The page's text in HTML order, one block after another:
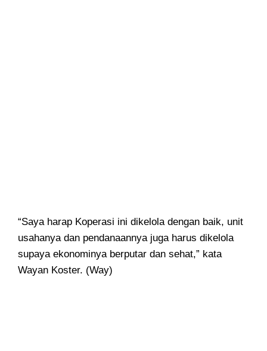
“Saya harap Koperasi ini dikelola dengan baik, unit
usahanya dan pendanaannya juga harus dikelola
supaya ekonominya berputar dan sehat,” kata
Wayan Koster. (Way)